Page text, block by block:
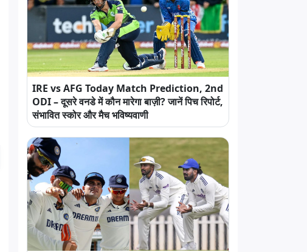
IRE vs AFG Today Match Prediction, 2nd
ODI – दूसरे वनडे में कौन मारेगा बाज़ी? जानें पिच रिपोर्ट,
संभावित स्कोर और मैच भविष्यवाणी